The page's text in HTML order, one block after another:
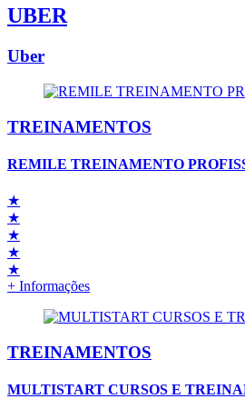
UBER
Uber
TREINAMENTOS
REMILE TREINAMENTO
★
★
★
★
★
+ Informações
TREINAMENTOS
MULTISTART CURSOS E